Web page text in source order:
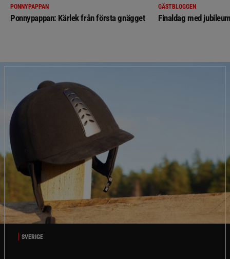
PONNYPAPPAN
Ponnypappan: Kärlek från första gnägget
GÄSTBLOGGEN
Finaldag med
SVERIGE